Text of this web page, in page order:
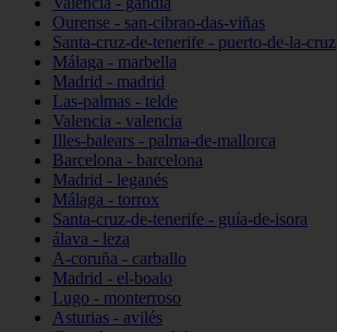
Ourense - san-cibrao-das-viñas
Santa-cruz-de-tenerife - puerto-de-la-cruz
Málaga - marbella
Madrid - madrid
Las-palmas - telde
Valencia - valencia
Illes-balears - palma-de-mallorca
Barcelona - barcelona
Madrid - leganés
Málaga - torrox
Santa-cruz-de-tenerife - guía-de-isora
álava - leza
A-coruña - carballo
Madrid - el-boalo
Lugo - monterroso
Asturias - avilés